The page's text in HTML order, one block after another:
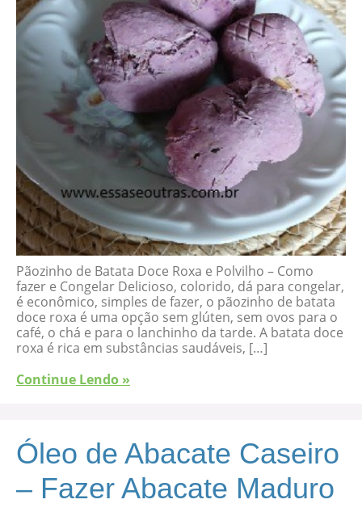
Pãozinho de Batata Doce Roxa e Polvilho – Como
fazer e Congelar Delicioso, colorido, dá para congelar,
é econômico, simples de fazer, o pãozinho de batata
doce roxa é uma opção sem glúten, sem ovos para o
café, o chá e para o lanchinho da tarde. A batata doce
roxa é rica em substâncias saudáveis, […]
Continue Lendo »
Óleo de Abacate Caseiro
– Fazer Abacate Maduro